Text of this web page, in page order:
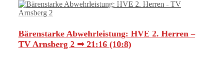
Bärenstarke Abwehrleistung: HVE 2. Herren –
TV Arnsberg 2 ➟ 21:16 (10:8)